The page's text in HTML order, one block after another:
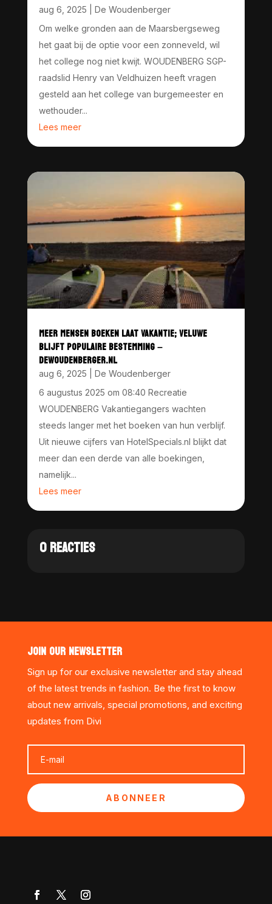
aug 6, 2025
De Woudenberger
Om welke gronden aan de Maarsbergseweg
het gaat bij de optie voor een zonneveld, wil
het college nog niet kwijt. WOUDENBERG SGP-
raadslid Henry van Veldhuizen heeft vragen
gesteld aan het college van burgemeester en
wethouder...
Lees meer
MEER MENSEN BOEKEN LAAT VAKANTIE; VELUWE
BLIJFT POPULAIRE BESTEMMING –
DEWOUDENBERGER.NL
aug 6, 2025
De Woudenberger
6 augustus 2025 om 08:40 Recreatie
WOUDENBERG Vakantiegangers wachten
steeds langer met het boeken van hun verblijf.
Uit nieuwe cijfers van HotelSpecials.nl blijkt dat
meer dan een derde van alle boekingen,
namelijk...
Lees meer
0 REACTIES
JOIN OUR NEWSLETTER
Sign up for our exclusive newsletter and stay ahead
of the latest trends in fashion. Be the first to know
about new arrivals, special promotions, and exciting
updates from Divi
ABONNEER